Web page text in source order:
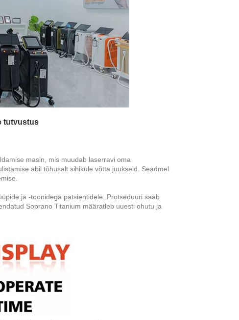
tutvustus
masin, mis muudab laserravi oma
abil tõhusalt sihikule võtta juukseid. Seadmel
ja -toonidega patsientidele. Protseduuri saab
Soprano Titanium määratleb uuesti ohutu ja